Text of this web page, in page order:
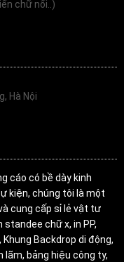
chữ nổi..)
Hà Nội
cáo có bề dày kinh
kiện, chúng tôi là một
cung cấp sỉ lẻ vật tư
chữ x, in PP,
Backdrop di động,
lãm, bảng hiệu công ty,